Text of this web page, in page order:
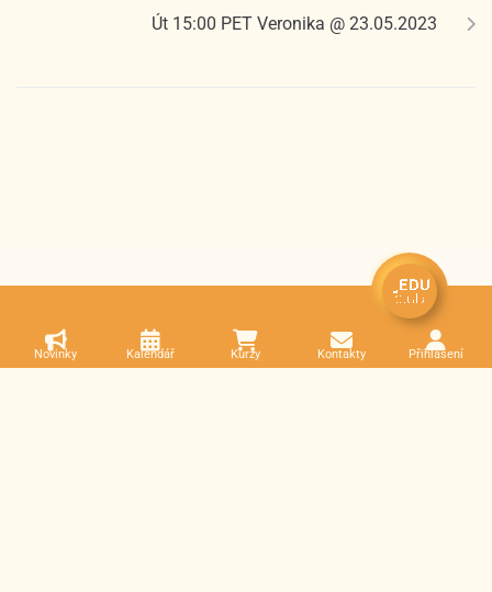
Út 15:00 PET Veronika @ 23.05.2023
Novinky Kalendář Kurzy Kontakty Přihlášení